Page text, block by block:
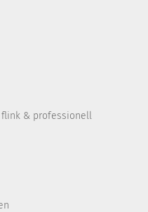
flink & professionell